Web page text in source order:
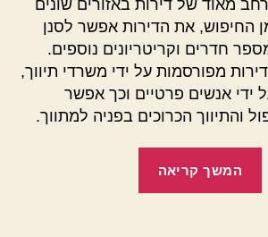
רחב מאוד של דירות באזורים שונים
החיפוש, את הדירות אפשר לסנן
חדרים וקריטריונים נוספים.
מפורסמות על ידי משרדי תיווך,
ידי אנשים פרטיים וכך אפשר
והתיווך הכרוכים בפניה למתווך.
המשך קריאה